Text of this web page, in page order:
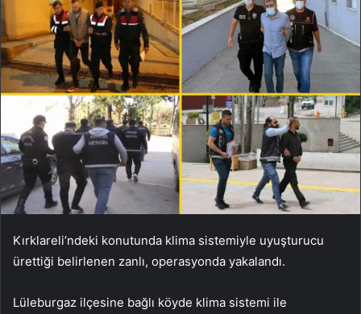
Kırklareli’ndeki konutunda klima sistemiyle uyuşturucu
ürettiği belirlenen zanlı, operasyonda yakalandı.
Lüleburgaz ilçesine bağlı köyde klima sistemi ile